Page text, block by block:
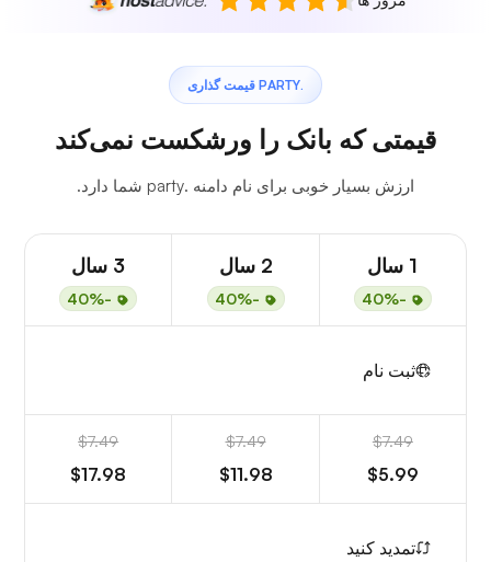
.PARTY قیمت گذاری
قیمتی که بانک را ورشکست نمی‌کند
ارزش بسیار خوبی برای نام دامنه .party شما دارد.
1 سال
-40%
2 سال
-40%
3 سال
-40%
ثبت نام
$7.49
$5.99
$7.49
$11.98
$7.49
$17.98
تمدید کنید